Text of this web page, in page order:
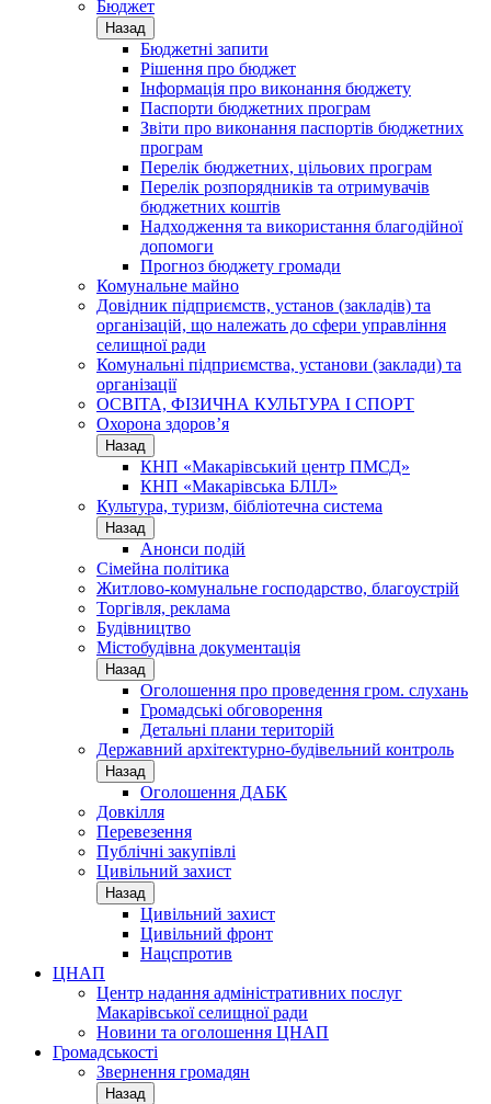
Бюджет
Назад
Бюджетні запити
Рішення про бюджет
Інформація про виконання бюджету
Паспорти бюджетних програм
Звіти про виконання паспортів бюджетних
програм
Перелік бюджетних, цільових програм
Перелік розпорядників та отримувачів
бюджетних коштів
Надходження та використання благодійної
допомоги
Прогноз бюджету громади
Комунальне майно
Довідник підприємств, установ (закладів) та
організацій, що належать до сфери управління
селищної ради
Комунальні підприємства, установи (заклади) та
організації
ОСВІТА, ФІЗИЧНА КУЛЬТУРА І СПОРТ
Охорона здоров’я
Назад
КНП «Макарівський центр ПМСД»
КНП «Макарівська БЛІЛ»
Культура, туризм, бібліотечна система
Назад
Анонси подій
Сімейна політика
Житлово-комунальне господарство, благоустрій
Торгівля, реклама
Будівництво
Містобудівна документація
Назад
Оголошення про проведення гром. слухань
Громадські обговорення
Детальні плани територій
Державний архітектурно-будівельний контроль
Назад
Оголошення ДАБК
Довкілля
Перевезення
Публічні закупівлі
Цивільний захист
Назад
Цивільний захист
Цивільний фронт
Нацспротив
ЦНАП
Центр надання адміністративних послуг
Макарівської селищної ради
Новини та оголошення ЦНАП
Громадськості
Звернення громадян
Назад